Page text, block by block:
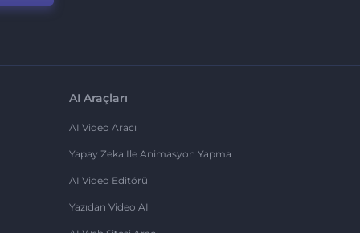
AI Araçları
AI Video Aracı
Yapay Zeka Ile Animasyon Yapma
AI Video Editörü
Yazıdan Video AI